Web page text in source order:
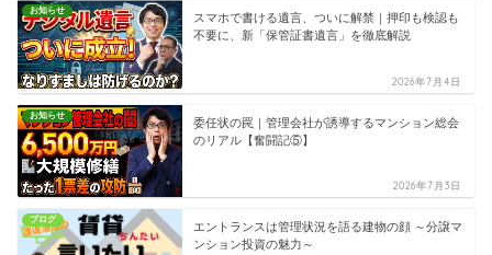
お知らせ
スマホで書ける遺言、ついに解禁｜押印も検認も
不要に、新「保管証書遺言」を徹底解説
2026年7月4日
お知らせ
委任状の罠｜管理会社が誘導するマンション総会
のリアル【奮闘記⑤】
2026年7月3日
ブログ
エントランスは管理状況を語る建物の顔 ～分譲マ
ンション投資の魅力～